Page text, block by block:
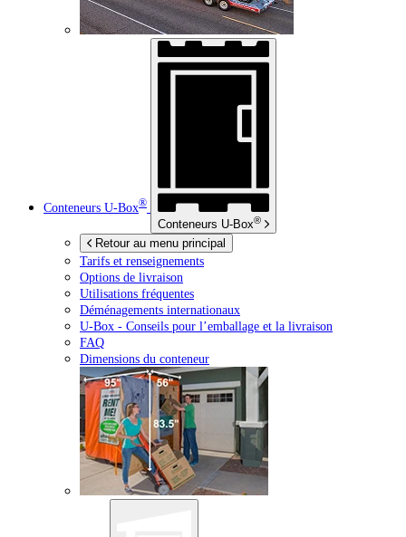
Conteneurs U-Box®
Conteneurs U-Box®
Retour au menu principal
Tarifs et renseignements
Options de livraison
Utilisations fréquentes
Déménagements internationaux
U-Box - Conseils pour l’emballage et la livraison
FAQ
Dimensions du conteneur